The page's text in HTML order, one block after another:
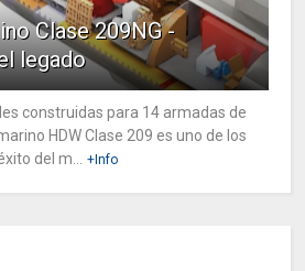
Clase 209NG -
legado
construidas para 14 armadas de
HDW Clase 209 es uno de los
del m... +Info